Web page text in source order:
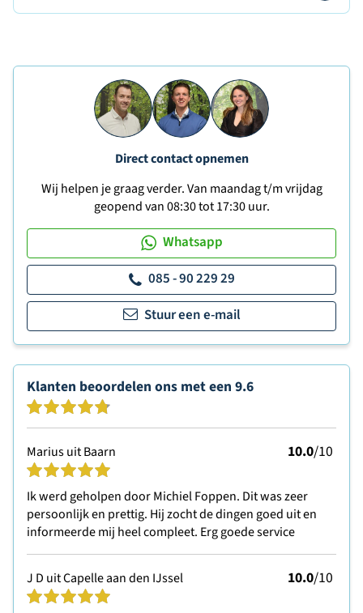
Direct contact opnemen
Wij helpen je graag verder. Van maandag t/m vrijdag
geopend van 08:30 tot 17:30 uur.
Whatsapp
085 - 90 229 29
Stuur een e-mail
Klanten beoordelen ons met een 9.6
Marius uit Baarn 10.0/10
Ik werd geholpen door Michiel Foppen. Dit was zeer
persoonlijk en prettig. Hij zocht de dingen goed uit en
informeerde mij heel compleet. Erg goede service
J D uit Capelle aan den IJssel 10.0/10